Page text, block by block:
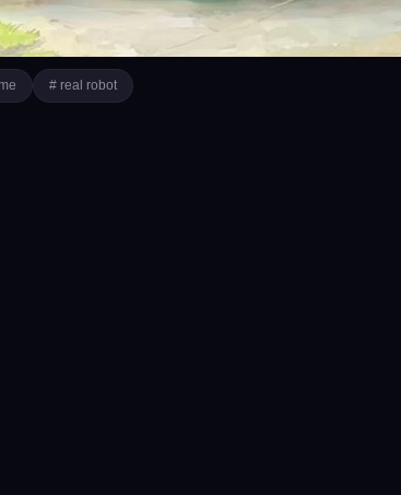
# real robot